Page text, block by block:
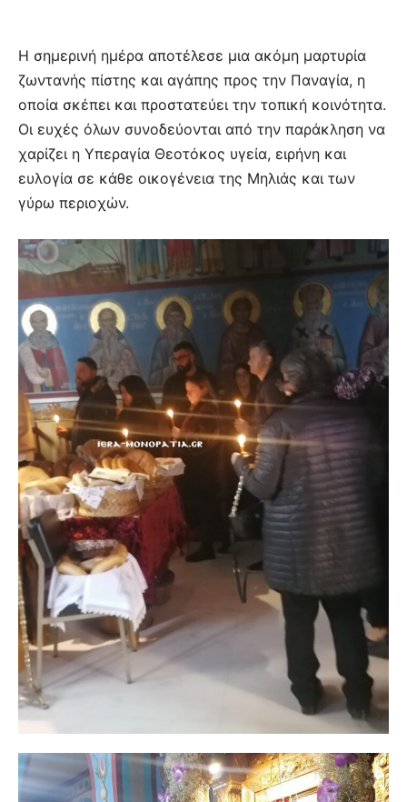
Η σημερινή ημέρα αποτέλεσε μια ακόμη μαρτυρία
ζωντανής πίστης και αγάπης προς την Παναγία, η
οποία σκέπει και προστατεύει την τοπική κοινότητα.
Οι ευχές όλων συνοδεύονται από την παράκληση να
χαρίζει η Υπεραγία Θεοτόκος υγεία, ειρήνη και
ευλογία σε κάθε οικογένεια της Μηλιάς και των
γύρω περιοχών.